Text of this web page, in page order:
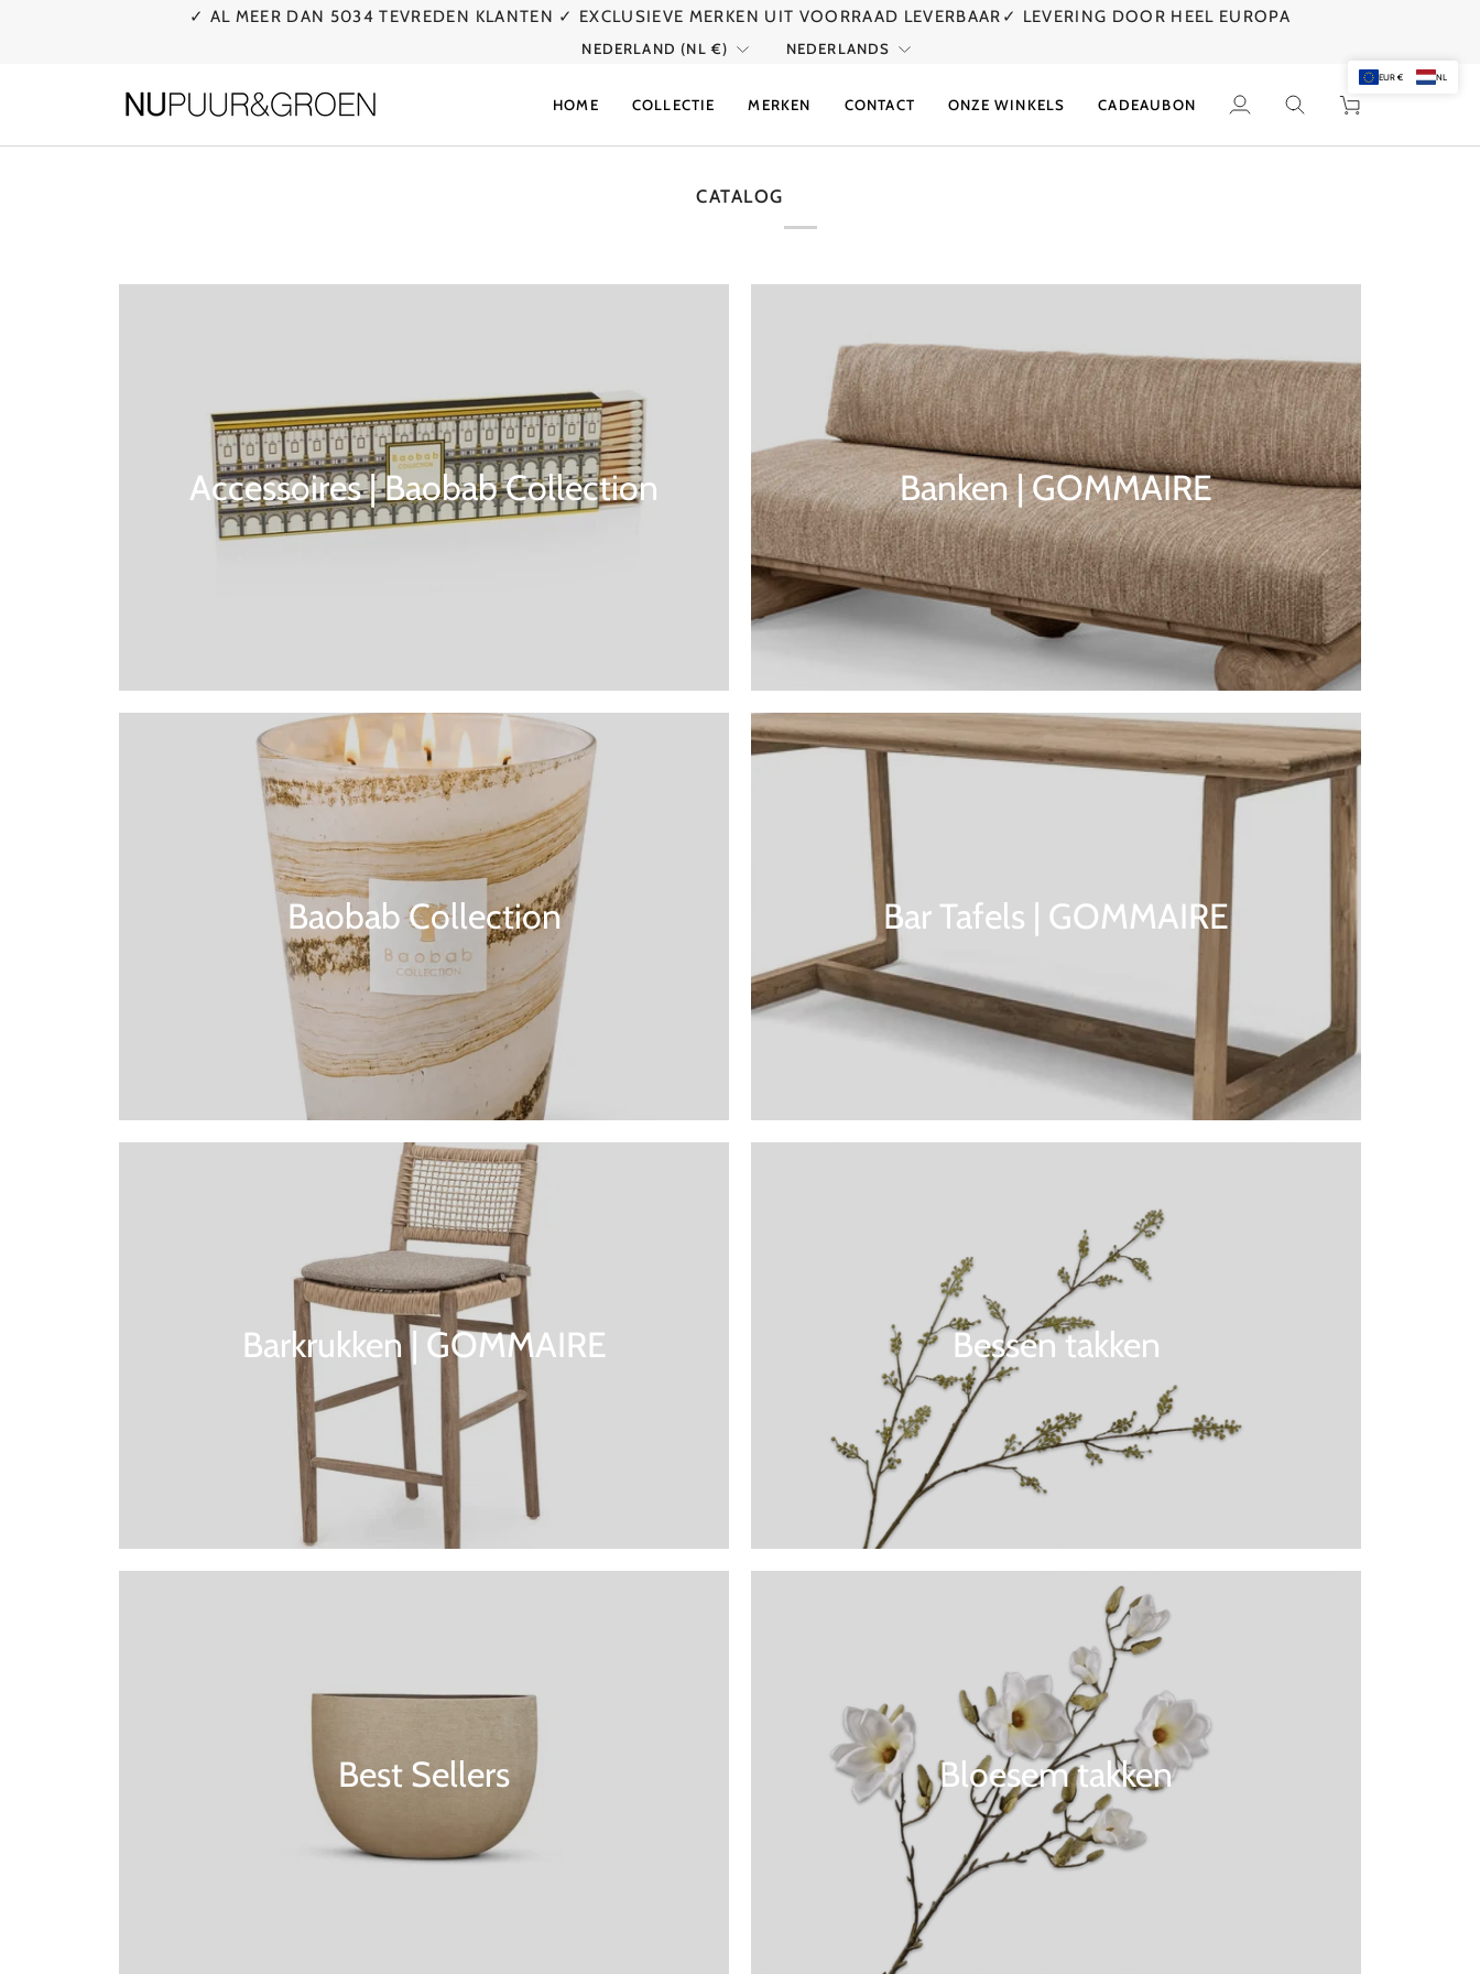
✓ AL MEER DAN 5034 TEVREDEN KLANTEN ✓ EXCLUSIEVE MERKEN UIT VOORRAAD LEVERBAAR ✓ LEVERING DOOR HEEL EUROPA
VALUTA
NEDERLAND (NL €) TAAL
NEDERLANDS
HOME COLLECTIE MERKEN CONTACT ONZE WINKELS CADEAUBON
Mijn
Zoek Winkelwagen
CATALOG
Accessoires | Baobab Collection Banken | GOMMAIRE
Baobab Collection Bar Tafels | GOMMAIRE
Barkrukken | GOMMAIRE Bessen takken
Best Sellers Bloesem takken
EUR € NL